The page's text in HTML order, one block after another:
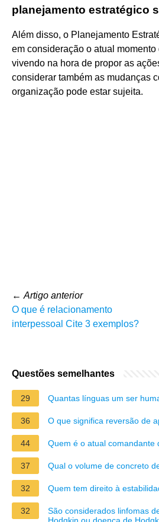
planejamento estratégico
Além disso, o Planejamento
em consideração o atual momento
vivendo na hora de propor as
considerar também as mudanças
organização pode estar sujeita.
← Artigo anterior
O que é relacionamento
interpessoal Cite 3 exemplos?
Questões semelhantes
29 Quantas línguas um ser
36 O que significa reversão de
44 Quem é o atual comandante
37 Qual o volume de concreto
32 Quem tem direito à
32
São considerados linfomas
Hodgkin ou doença de